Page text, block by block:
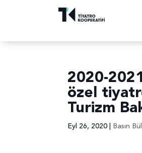
2020-
özel
Turizm
Eyl 26, 2020 Basın